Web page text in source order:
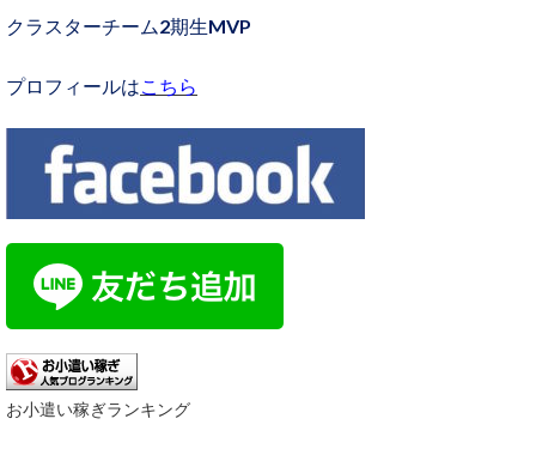
クラスターチーム2期生MVP
プロフィールはこちら
お小遣い稼ぎランキング